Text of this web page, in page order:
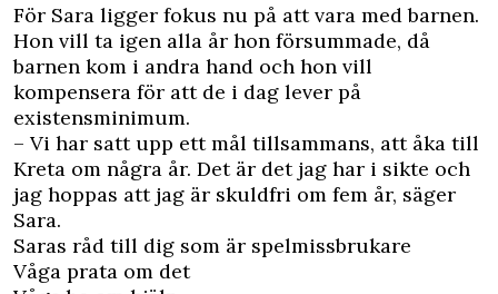
För Sara ligger fokus nu på att vara med barnen.
Hon vill ta igen alla år hon försummade, då
barnen kom i andra hand och hon vill
kompensera för att de i dag lever på
existensminimum.
– Vi har satt upp ett mål tillsammans, att åka till
Kreta om några år. Det är det jag har i sikte och
jag hoppas att jag är skuldfri om fem år, säger
Sara.
Saras råd till dig som är spelmissbrukare
Våga prata om det